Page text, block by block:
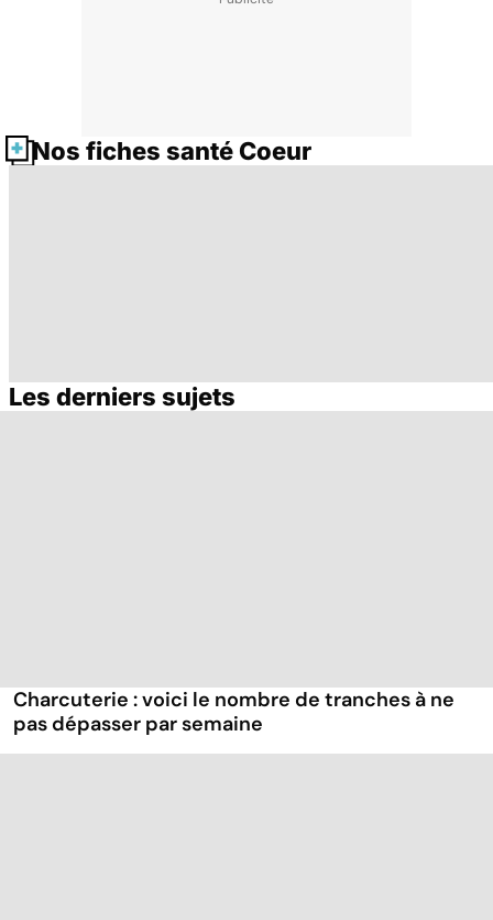
Nos fiches santé Coeur
Embolie
Mediator® : les
Les derniers sujets
Charcuterie : voici le nombre de tranches à ne
pas dépasser par semaine